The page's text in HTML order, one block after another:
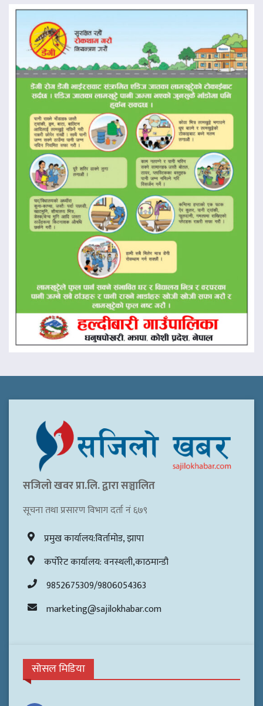
सजिलो खवर प्रा.लि. द्वारा सञ्चालित
सूचना तथा प्रसारण विभाग दर्ता नं ६७९
प्रमुख कार्यालय:विर्तामोड, झापा
कर्पोरेट कार्यालय: वनस्थली,काठमान्डौ
9852675309/9806054363
marketing@sajilokhabar.com
सोसल मिडिया